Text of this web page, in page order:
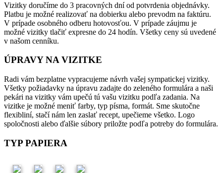
Vizitky doručíme do 3 pracovných dní od potvrdenia objednávky.
Platbu je možné realizovať na dobierku alebo prevodm na faktúru.
V prípade osobného odberu hotovosťou. V prípade záujmu je
možné vizitky tlačiť expresne do 24 hodín. Všetky ceny sú uvedené
v našom cenníku.
ÚPRAVY NA VIZITKE
Radi vám bezplatne vypracujeme návrh vašej sympatickej vizitky.
Všetky požiadavky na úpravu zadajte do zeleného formulára a naši
pekári na vizitky vám upečú tú vašu vizitku podľa zadania. Na
vizitke je možné meniť farby, typ písma, formát. Sme skutočne
flexibliní, stačí nám len zaslať recept, upečieme všetko. Logo
spoločnosti alebo ďalšie súbory priložte podľa potreby do formulára.
TYP PAPIERA